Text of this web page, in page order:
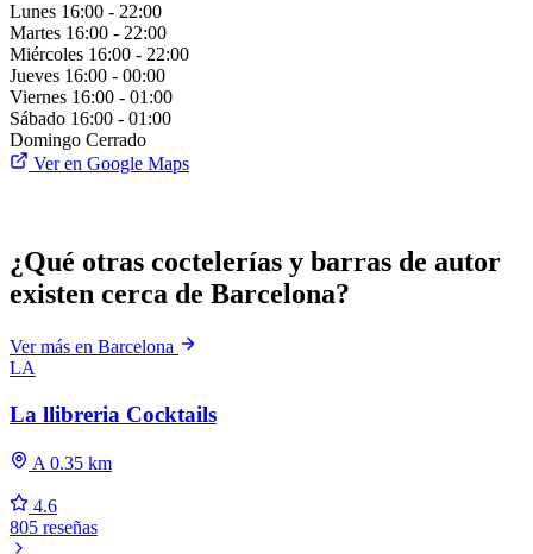
Lunes 16:00 - 22:00
Martes 16:00 - 22:00
Miércoles 16:00 - 22:00
Jueves 16:00 - 00:00
Viernes 16:00 - 01:00
Sábado 16:00 - 01:00
Domingo Cerrado
Ver en Google Maps
¿Qué otras coctelerías y barras de autor
existen cerca de Barcelona?
Ver más en Barcelona
LA
La llibreria Cocktails
A 0.35 km
4.6
805 reseñas